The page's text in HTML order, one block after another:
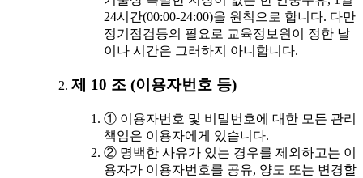
24시간(00:00-24:00)을 원칙으로 합니다. 다만
정기점검등의 필요로 교육정보원이 정한 날
이나 시간은 그러하지 아니합니다.
제 10 조 (이용자번호 등)
① 이용자번호 및 비밀번호에 대한 모든 관리
책임은 이용자에게 있습니다.
② 명백한 사유가 있는 경우를 제외하고는 이
용자가 이용자번호를 공유, 양도 또는 변경할